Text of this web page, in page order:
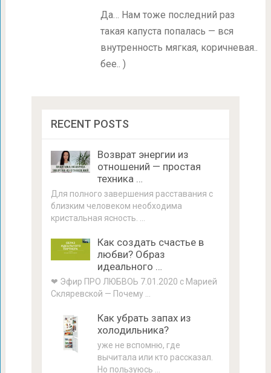
Да… Нам тоже последний раз
такая капуста попалась — вся
внутренность мягкая, коричневая..
бее.. )
RECENT POSTS
Возврат энергии из
отношений — простая
техника …
Для полного завершения расставания с
близким человеком необходима
кристальная ясность. …
Как создать счастье в
любви? Образ
идеального …
❤ Эфир ПРО ЛЮБВОЬ 7.01.2020 с Марией
Скляревской — Почему …
Как убрать запах из
холодильника?
уже не вспомню, где
вычитала или кто рассказал.
Но пользуюсь …